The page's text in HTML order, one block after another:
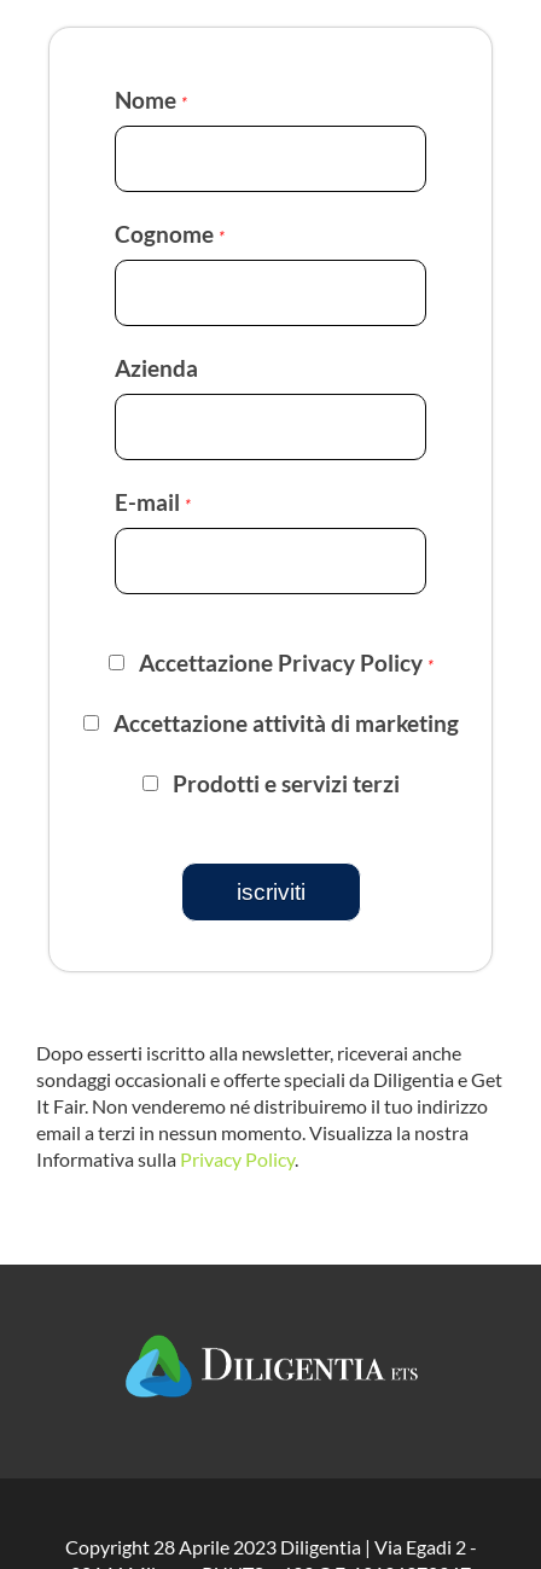
Nome *
Cognome *
Azienda
E-mail *
Accettazione Privacy Policy *
Accettazione attività di marketing
Prodotti e servizi terzi
iscriviti
Dopo esserti iscritto alla newsletter, riceverai anche
sondaggi occasionali e offerte speciali da Diligentia e Get
It Fair. Non venderemo né distribuiremo il tuo indirizzo
email a terzi in nessun momento. Visualizza la nostra
Informativa sulla Privacy Policy.
Copyright 28 Aprile 2023 Diligentia | Via Egadi 2 -